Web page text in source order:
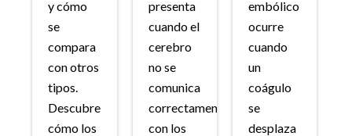
y cómo
se
compara
con otros
tipos.
Descubre
cómo los
presenta
cuando el
cerebro
no se
comunica
correctamente
con los
embólico
ocurre
cuando
un
coágulo
se
desplaza